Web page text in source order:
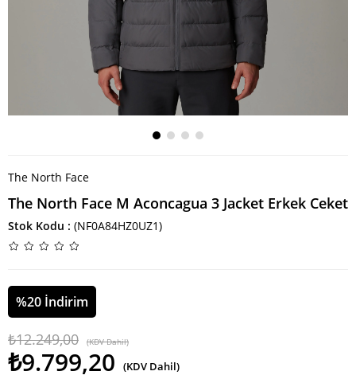
The North Face
The North Face M Aconcagua 3 Jacket Erkek Ceket
Stok Kodu (NF0A84HZ0UZ1)
%20 İndirim
₺12.249,00 (KDV Dahil)
₺9.799,20 (KDV Dahil)